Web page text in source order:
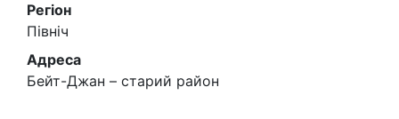
Регіон
Північ
Адреса
Бейт-Джан – старий район